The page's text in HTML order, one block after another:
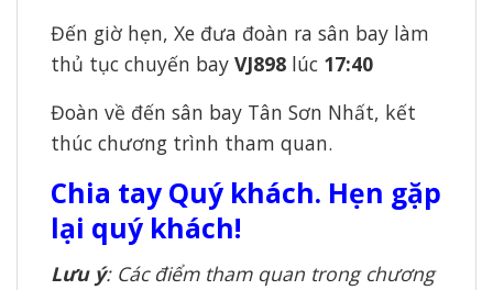
Đến giờ hẹn, Xe đưa đoàn ra sân bay làm
thủ tục chuyến bay VJ898 lúc 17:40
Đoàn về đến sân bay Tân Sơn Nhất, kết
thúc chương trình tham quan.
Chia tay Quý khách. Hẹn gặp
lại quý khách!
Lưu ý: Các điểm tham quan trong chương